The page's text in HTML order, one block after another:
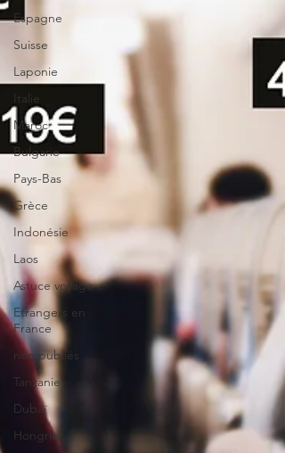
Espagne
Suisse
Laponie
Italie
Maroc
Bulgarie
Pays-Bas
Grèce
Indonésie
Laos
Astuce voyage
Etrangers en
France
non publiés
Tanzanie
Dubaï
Hongrie